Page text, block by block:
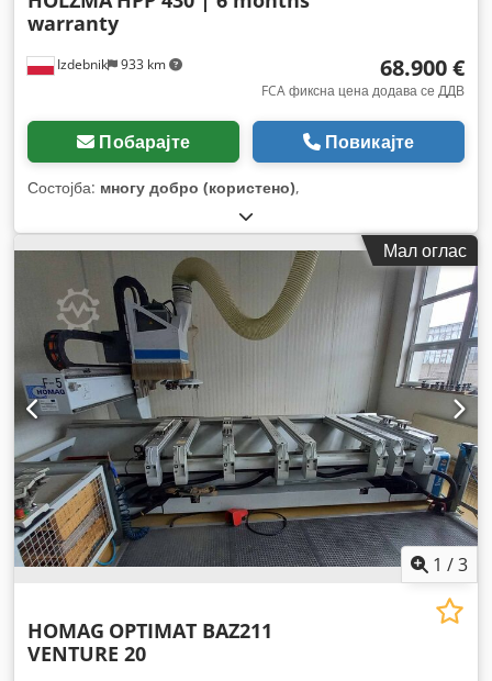
Izdebnik 933 km
warranty
68.900 €
FCA фиксна цена додава се ДДВ
Побарајте Повикајте
Состојба: многу добро (користено),
Мал оглас
1 /3
HOMAG OPTIMAT BAZ211
VENTURE 20